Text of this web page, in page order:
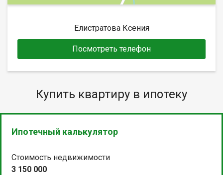
Елистратова Ксения
Посмотреть телефон
Купить квартиру в ипотеку
Ипотечный калькулятор
Стоимость недвижимости
3 150 000